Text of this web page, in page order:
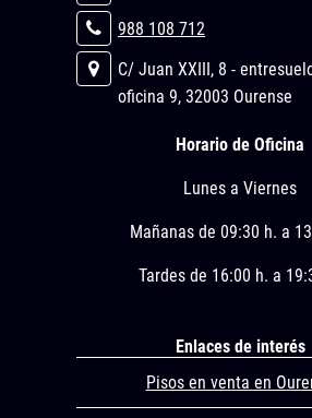
988 108 712
C/ Juan XXIII, 8 -
oficina 9, 32003 Ourense
Horario de Oficina
Lunes a Viernes
Mañanas de 09:30 h. a
Tardes de 16:00 h. a
Enlaces de interés
Pisos en venta en